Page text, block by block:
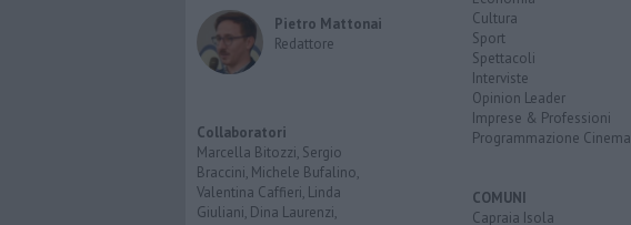
Pietro Mattonai
Redattore
Collaboratori
Marcella Bitozzi, Sergio
Braccini, Michele Bufalino,
Valentina Caffieri, Linda
Giuliani, Dina Laurenzi,
Cultura
Sport
Spettacoli
Interviste
Opinion Leader
Imprese & Professioni
Programmazione Cinema
COMUNI
Capraia Isola